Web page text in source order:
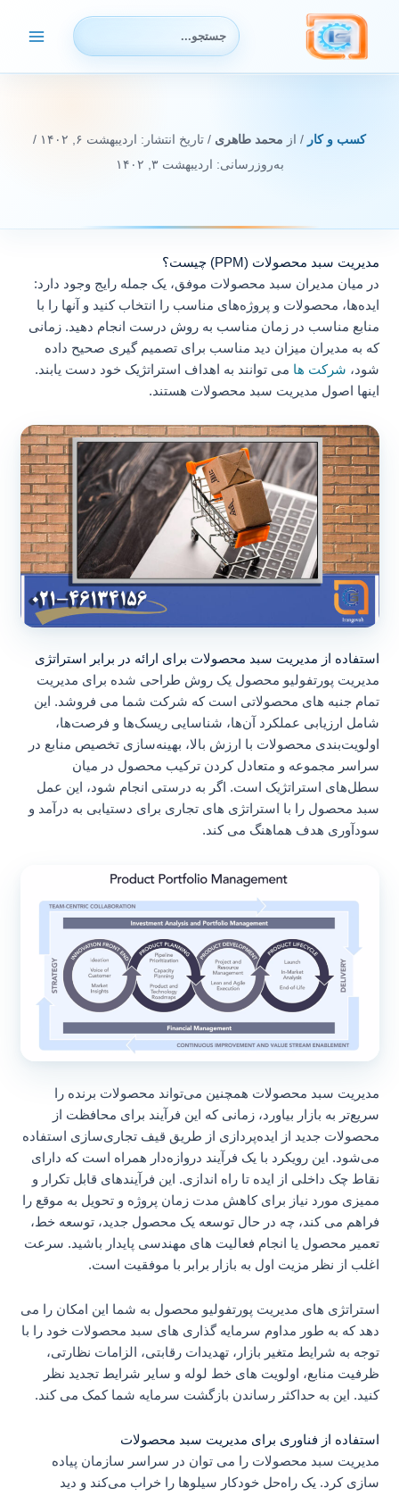
جستجوی:
کسب و کار / از محمد طاهری / تاریخ انتشار: اردیبهشت ۶, ۱۴۰۲
/
به‌روزرسانی: اردیبهشت ۳, ۱۴۰۲
مدیریت سبد محصولات (PPM) چیست؟
در میان مدیران سبد محصولات موفق، یک جمله رایج وجود دارد:
ایده‌ها، محصولات و پروژه‌های مناسب را انتخاب کنید و آنها را با
منابع مناسب در زمان مناسب به روش درست انجام دهید. زمانی
که به مدیران میزان دید مناسب برای تصمیم گیری صحیح داده
شود، شرکت ها می توانند به اهداف استراتژیک خود دست یابند.
اینها اصول مدیریت سبد محصولات هستند.
استفاده از مدیریت سبد محصولات برای ارائه در برابر استراتژی
مدیریت پورتفولیو محصول یک روش طراحی شده برای مدیریت
تمام جنبه های محصولاتی است که شرکت شما می فروشد. این
شامل ارزیابی عملکرد آن‌ها، شناسایی ریسک‌ها و فرصت‌ها،
اولویت‌بندی محصولات با ارزش بالا، بهینه‌سازی تخصیص منابع در
سراسر مجموعه و متعادل کردن ترکیب محصول در میان
سطل‌های استراتژیک است. اگر به درستی انجام شود، این عمل
سبد محصول را با استراتژی های تجاری برای دستیابی به درآمد و
سودآوری هدف هماهنگ می کند.
مدیریت سبد محصولات همچنین می‌تواند محصولات برنده را
سریع‌تر به بازار بیاورد، زمانی که این فرآیند برای محافظت از
محصولات جدید از ایده‌پردازی از طریق قیف تجاری‌سازی استفاده
می‌شود. این رویکرد با یک فرآیند دروازه‌دار همراه است که دارای
نقاط چک داخلی از ایده تا راه اندازی. این فرآیندهای قابل تکرار و
ممیزی مورد نیاز برای کاهش مدت زمان پروژه و تحویل به موقع را
فراهم می کند، چه در حال توسعه یک محصول جدید، توسعه خط،
تعمیر محصول یا انجام فعالیت های مهندسی پایدار باشید. سرعت
اغلب از نظر مزیت اول به بازار برابر با موفقیت است.
استراتژی های مدیریت پورتفولیو محصول به شما این امکان را می
دهد که به طور مداوم سرمایه گذاری های سبد محصولات خود را با
توجه به شرایط متغیر بازار، تهدیدات رقابتی، الزامات نظارتی،
ظرفیت منابع، اولویت های خط لوله و سایر شرایط تجدید نظر
کنید. این به حداکثر رساندن بازگشت سرمایه شما کمک می کند.
استفاده از فناوری برای مدیریت سبد محصولات
مدیریت سبد محصولات را می توان در سراسر سازمان پیاده
سازی کرد. یک راه‌حل خودکار سیلوها را خراب می‌کند و دید